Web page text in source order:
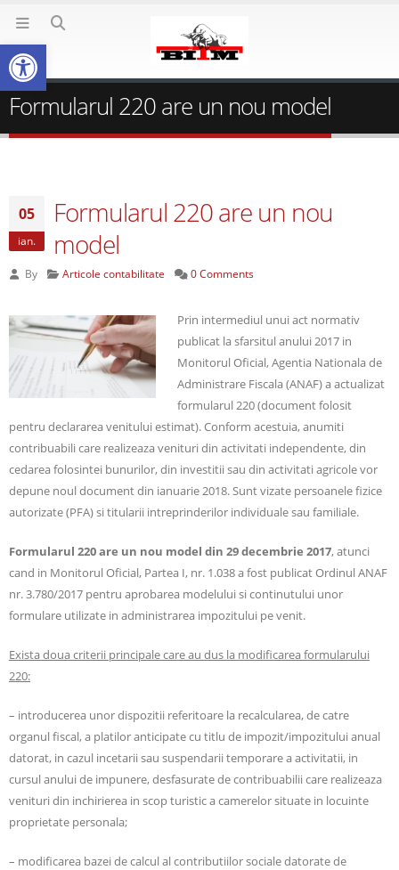
Formularul 220 are un nou model
05
ian.
Formularul 220 are un nou
model
By Articole contabilitate 0 Comments
Prin intermediul unui act normativ
publicat la sfarsitul anului 2017 in
Monitorul Oficial, Agentia Nationala de
Administrare Fiscala (ANAF) a actualizat
formularul 220 (document folosit
pentru declararea venitului estimat). Conform acestuia, anumiti
contribuabili care realizeaza venituri din activitati independente, din
cedarea folosintei bunurilor, din investitii sau din activitati agricole vor
depune noul document din ianuarie 2018. Sunt vizate persoanele fizice
autorizate (PFA) si titularii intreprinderilor individuale sau familiale.
Formularul 220 are un nou model din 29 decembrie 2017, atunci
cand in Monitorul Oficial, Partea I, nr. 1.038 a fost publicat Ordinul ANAF
nr. 3.780/2017 pentru aprobarea modelului si continutului unor
formulare utilizate in administrarea impozitului pe venit.
Exista doua criterii principale care au dus la modificarea formularului
220:
– introducerea unor dispozitii referitoare la recalcularea, de catre
organul fiscal, a platilor anticipate cu titlu de impozit/impozitului anual
datorat, in cazul incetarii sau suspendarii temporare a activitatii, in
cursul anului de impunere, desfasurate de contribuabilii care realizeaza
venituri din inchirierea in scop turistic a camerelor situate in locuinte
proprietate personala;
– modificarea bazei de calcul al contributiilor sociale datorate de
Deschide bara de unelte